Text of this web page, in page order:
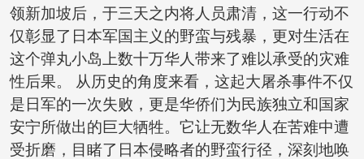
领新加坡后，于三天之内将人员肃清，这一行动不
仅彰显了日本军国主义的野蛮与残暴，更对生活在
这个弹丸小岛上数十万华人带来了难以承受的灾难
性后果。 从历史的角度来看，这起大屠杀事件不仅
是日军的一次失败，更是华侨们为民族独立和国家
安宁所做出的巨大牺牲。它让无数华人在苦难中遭
受折磨，目睹了日本侵略者的野蛮行径，深刻地唤